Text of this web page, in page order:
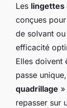
Les lingettes
conçues
de solvant
efficacité
Elles doivent
passe
quadrillage
repasser sur